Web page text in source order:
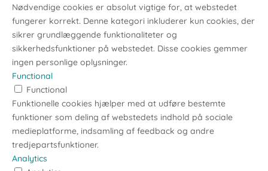
Nødvendige cookies er absolut vigtige for, at webstedet
fungerer korrekt. Denne kategori inkluderer kun cookies, der
sikrer grundlæggende funktionaliteter og
sikkerhedsfunktioner på webstedet. Disse cookies gemmer
ingen personlige oplysninger.
Functional
Functional
Funktionelle cookies hjælper med at udføre bestemte
funktioner som deling af webstedets indhold på sociale
medieplatforme, indsamling af feedback og andre
tredjepartsfunktioner.
Analytics